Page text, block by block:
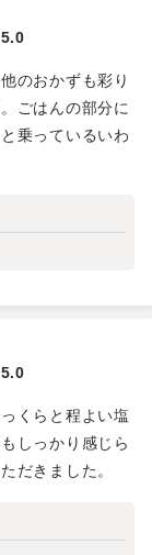
5.0
のおかずも彩り
ごはんの部分に
乗っているいわ
5.0
くらと程よい塩
しっかり感じら
だきました。